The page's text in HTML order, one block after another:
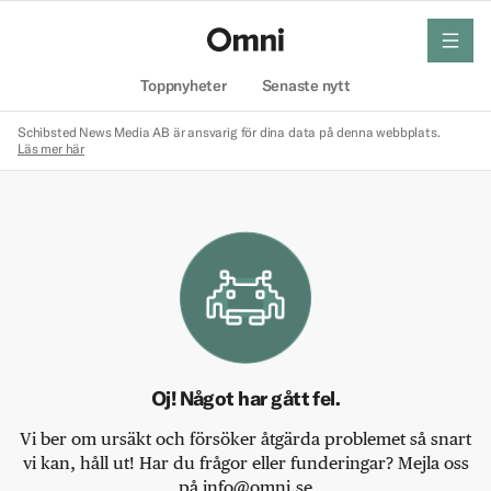
Toppnyheter Senaste nytt
meny
Schibsted News Media AB är ansvarig för dina data på denna webbplats.
Läs mer här
Oj! Något har gått fel.
Vi ber om ursäkt och försöker åtgärda problemet så snart
vi kan, håll ut! Har du frågor eller funderingar? Mejla oss